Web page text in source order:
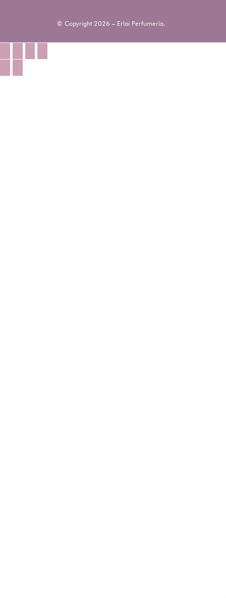
© Copyright 2026 – Erlai Perfumería.